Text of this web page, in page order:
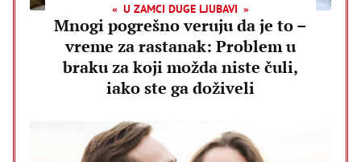
U ZAMCI DUGE LJUBAVI
Mnogi pogrešno veruju da je to –
vreme za rastanak: Problem u
braku za koji možda niste čuli,
iako ste ga doživeli